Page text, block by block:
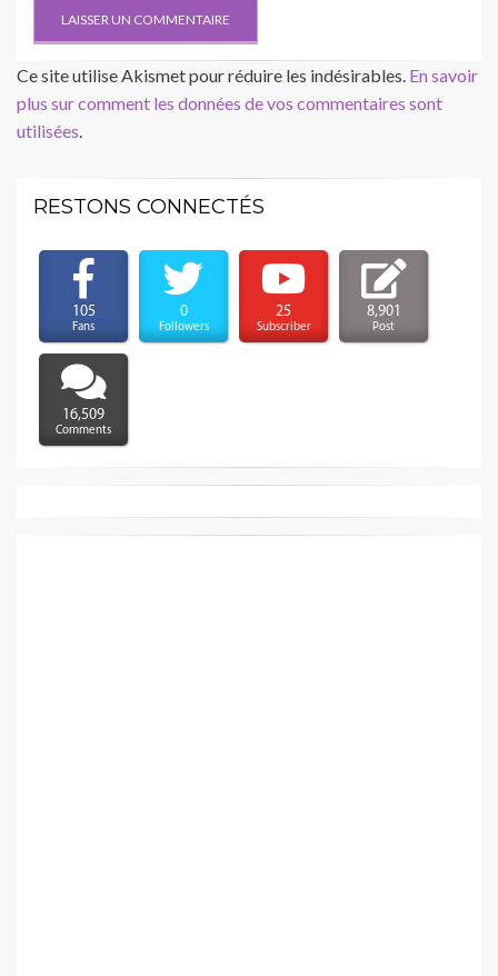
Ce site utilise Akismet pour réduire les indésirables. En savoir
plus sur comment les données de vos commentaires sont
utilisées.
RESTONS CONNECTÉS
105
Fans
0
Followers
25
Subscriber
8,901
Post
16,509
Comments